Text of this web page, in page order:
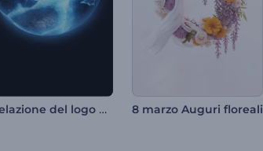
Rivelazione del logo di Ice Dissolve 8 marzo Auguri floreali